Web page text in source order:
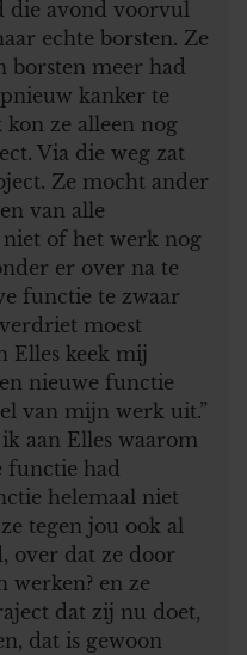
die avond voorvul
echte borsten. Ze
borsten meer had
kanker te
ze alleen nog
Via die weg zat
Ze mocht ander
van alle
niet of het werk nog
er over na te
functie te zwaar
moest
Elles keek mij
nieuwe functie
van mijn werk uit.”
aan Elles waarom
functie had
helemaal niet
tegen jou ook al
over dat ze door
werken? en ze
dat zij nu doet,
dat is gewoon